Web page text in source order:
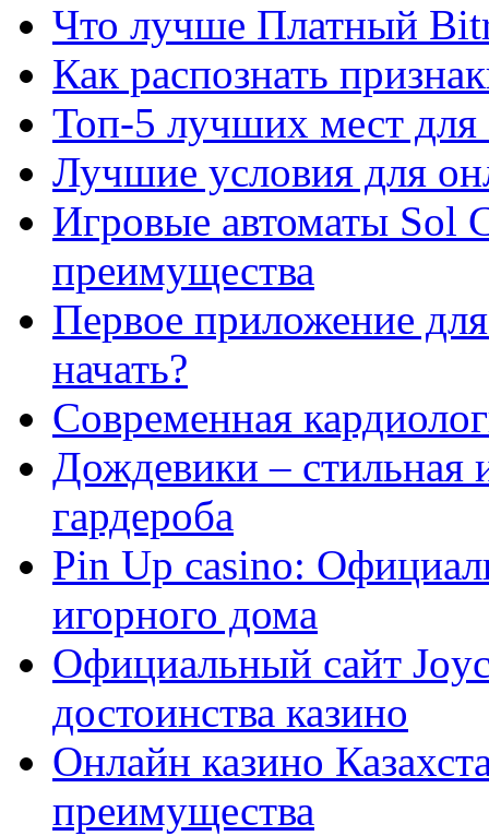
Что лучше Платный
Как распознать
Топ-5 лучших мест для
Лучшие условия для
Игровые автоматы Sol
преимущества
Первое приложение
начать?
Современная
Дождевики – стильная
гардероба
Pin Up casino:
игорного дома
Официальный сайт
достоинства казино
Онлайн казино
преимущества